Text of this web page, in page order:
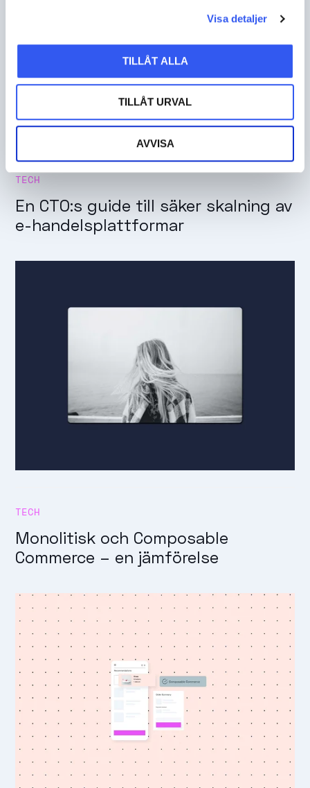
Visa detaljer
TILLÅT ALLA
TILLÅT URVAL
AVVISA
TECH
En CTO:s guide till säker skalning av
e-handelsplattformar
TECH
Monolitisk och Composable
Commerce – en jämförelse